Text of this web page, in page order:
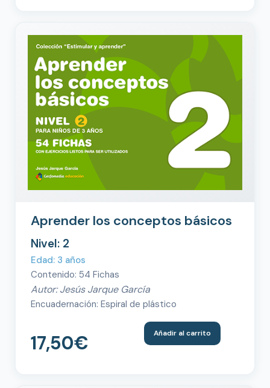
Aprender los conceptos básicos
Nivel: 2
Edad: 3 años
Contenido: 54 Fichas
Autor: Jesús Jarque García
Encuadernación: Espiral de plástico
17,50€ Añadir al carrito